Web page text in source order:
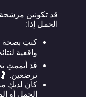
قد تكونين
الحمل إذا:
كنتِ بصحة
واقعية
قد أتممتِ
ترضعين. 🤰
كان لديكِ
الحمل أو